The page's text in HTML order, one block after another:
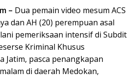
– Dua pemain video mesum ACS
dan AH (20) perempuan asal
pemeriksaan intensif di Subdit
Kriminal Khusus
Jatim, pasca penangkapan
di daerah Medokan,